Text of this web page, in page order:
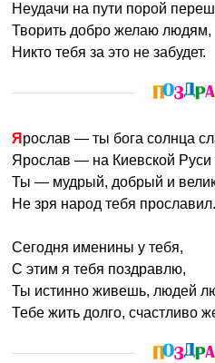
Неудачи на пути порой
Творить добро желаю людям,
Никто тебя за это не забудет.
Ярослав — ты бога солнца
Ярослав — на Киевской Руси
Ты — мудрый, добрый и
Не зря народ тебя прославил.
Сегодня именины у тебя,
С этим я тебя поздравлю,
Ты истинно живешь, людей
Тебе жить долго, счастливо